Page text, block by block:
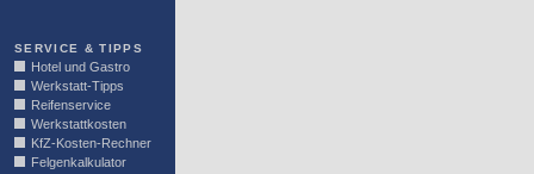
SERVICE & TIPPS
Hotel und Gastro
Werkstatt-Tipps
Reifenservice
Werkstattkosten
KfZ-Kosten-Rechner
Felgenkalkulator